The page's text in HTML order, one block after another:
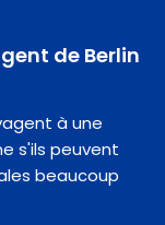
de Berlin
à une
s'ils peuvent
beaucoup